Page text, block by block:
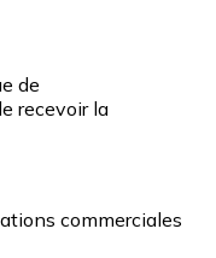
de
recevoir la
commerciales